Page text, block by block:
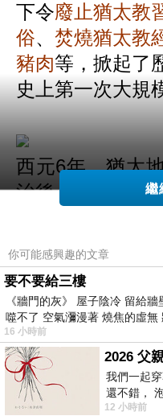
下令廢止猶太教
俗、 焚燒猶太教
豬肉等，掀起了
史上第一次大規
西元6年，猶太
治後，羅馬帝國
都必須進行相應的
崇拜，這對一神
信仰衝突、進而
發多次起義。
儘管從亞述與巴
繼
你可能感興趣的文章
要不要給三樓
《牆門的灰》 屋子陰冷 留給
噬不了 空氣瀰漫著 燒焦的虛無
16 小時前
2026 父
我們一起
還不錯，
醒， 手
12 小時前